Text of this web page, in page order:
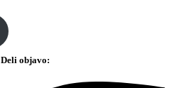
Deli objavo: